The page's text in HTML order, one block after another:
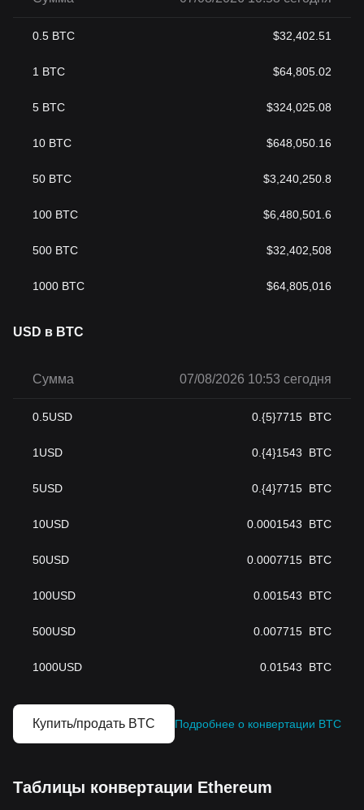
0.5 BTC $32,402.51
1 BTC $64,805.02
5 BTC $324,025.08
10 BTC $648,050.16
50 BTC $3,240,250.8
100 BTC $6,480,501.6
500 BTC $32,402,508
1000 BTC $64,805,016
USD в BTC
Сумма 07/08/2026 10:53 сегодня
0.5USD 0.{5}7715 BTC
1 USD 0.{4}1543 BTC
5USD 0.{4}7715 BTC
10USD 0.0001543 BTC
50USD 0.0007715 BTC
100USD 0.001543 BTC
500USD 0.007715 BTC
1000USD 0.01543 BTC
Купить/продать BTC Подробнее о конвертации BTC
Таблицы конвертации Ethereum